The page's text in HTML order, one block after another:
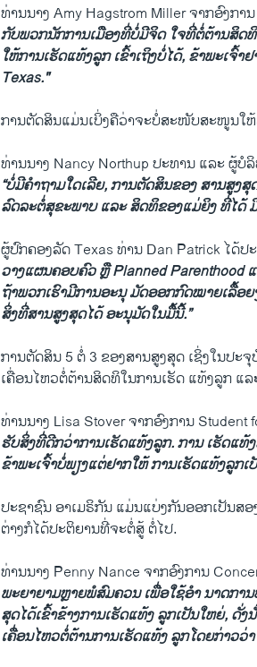
ທ່ານນາງ Amy Hagstrom Miller ຈາກອົງກາ
ກັບພວກນັກການເມືອງທີ່ບໍ່ມີຈິດ ໃຈທີ່ຕໍ່ຕ້ານສິດ
ໃຫ້ການເຮັດແທ້ງລູກ ເຂົ້າເຖິງບໍ່ໄດ້, ຂ້າພະເຈົ້
Texas."
ການຕັດສິນແມ່ນເບິ່ງຄືວ່າຈະບໍ່ສະໜັບສະໜູນໃ
ທ່ານນາງ Nancy Northup ປະທານ ແລະ ຜູ້
“ບໍ່ມີຄຳຖາມໃດເລີຍ, ການຕັດສິນຂອງ ສານສູ
ລົດລະຕໍ່ສຸຂະພາບ ແລະ ສິດທິຂອງແມ່ຍິງ ທີ່ໄດ້
ຜູ້ປົກຄອງລັດ Texas ທ່ານ Dan Patrick ໄດ້
ວາງແຜນຄອບຄົວ ຫຼື Planned
ຖ້າພວກເຮົາມີການອະນຸ ມັດອອກກົດໝາຍເລື້ອ
ສິ່ງທີ່ສານສູງສຸດໄດ້ ອະນຸມັດໃນມື້ນີ້.”
ການຕັດສິນ 5 ຕໍ່ 3 ຂອງສານສູງສຸດ ເຊິ່ງໃນປ
ເຄື່ອນໄຫວຕໍ່ຕ້ານສິດທິໃນການເຮັດ ແທ້ງລູກ ແ
ທ່ານນາງ Lisa Stover ຈາກອົງການ Student
ຮັບສິ່ງທີ່ດີກວ່າການເຮັດແທ້ງລູກ. ການ ເຮັດແ
ຂ້າພະເຈົ້າບໍ່ພຽງແຕ່ຢາກໃຫ້ ການເຮັດແທ້ງລູກ
ປະຊາຊົນ ອາເມຣິກັນ ແມ່ນແບ່ງກັນອອກເປັນສ
ຕ່າງກໍໄດ້ປະຕິຍານທີ່ຈະຕໍ່ສູ້ ຕໍ່ໄປ.
ທ່ານນາງ Penny Nance ຈາກອົງການ
ພະຍາຍາມຫຼາຍພໍສົມຄວນ ເພື່ອໃຊ້ອຳ ນາດກາ
ສຸດໄດ້ເຂົ້າຂ້າງການເຮັດແທ້ງ ລູກເປັນໃຫຍ່, ດັ່
ເຄື່ອນໄຫວຕໍ່ຕ້ານການເຮັດແທ້ງ ລູກໂດຍກ່າວວ່